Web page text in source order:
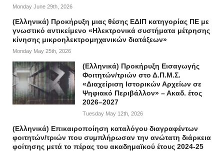
Monday June 29th, 2026
(Ελληνικά) Προκήρυξη μιας θέσης ΕΔΙΠ κατηγορίας ΠΕ με
γνωστικό αντικείμενο «Ηλεκτρονικά συστήματα μέτρησης
κίνησης μικροηλεκτρομηχανικών διατάξεων»
Monday May 25th, 2026
(Ελληνικά) Προκήρυξη Εισαγωγής
Φοιτητών/τριών στο Δ.Π.Μ.Σ.
«Διαχείριση Ιστορικών Αρχείων σε
Ψηφιακό Περιβάλλον» – Ακαδ. έτος
2026–2027
Tuesday May 12th, 2026
(Ελληνικά) Επικαιροποίηση καταλόγου διαγραφέντων
φοιτητών/τριών που συμπλήρωσαν την ανώτατη διάρκεια
φοίτησης μετά το πέρας του ακαδημαϊκού έτους 2024-25